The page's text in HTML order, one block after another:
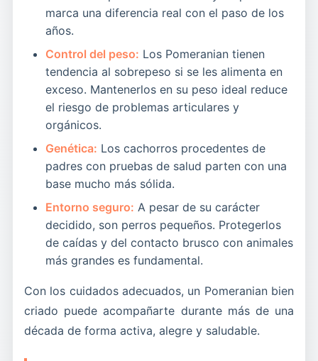
en venta en Petopic para obtener una visión en
tiempo real de los precios de mercado en tu
zona. Comparar múltiples anuncios entre
diferentes tipos y grupos de edad te da el punto
de referencia más claro.
de zorro yPomeranian blancoen Petopic. Filtra
por tu tipo preferido y ubicación, compara
anuncios uno al lado del otro y contacta a los
vendedores directamente a través del sistema
de mensajería segura de la plataforma. Tu
cachorro Pomeranian perfecto está ahí fuera —
encontrarlo de la manera correcta marca toda la
diferencia.
marca una diferencia real con el paso de los
años.
Control del peso: Los Pomeranian tienen
tendencia al sobrepeso si se les alimenta en
exceso. Mantenerlos en su peso ideal reduce
el riesgo de problemas articulares y
orgánicos.
Genética: Los cachorros procedentes de
padres con pruebas de salud parten con una
base mucho más sólida.
Entorno seguro: A pesar de su carácter
decidido, son perros pequeños. Protegerlos
de caídas y del contacto brusco con animales
más grandes es fundamental.
Con los cuidados adecuados, un Pomeranian bien
criado puede acompañarte durante más de una
década de forma activa, alegre y saludable.